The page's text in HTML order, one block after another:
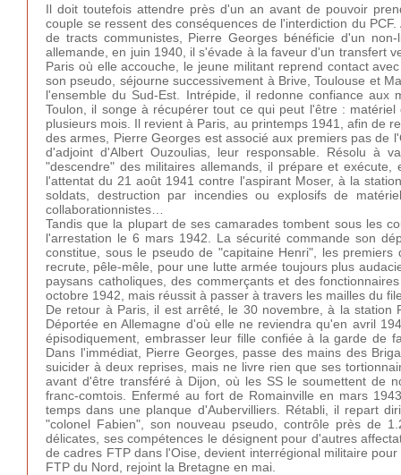
Il doit toutefois attendre près d'un an avant de pouvoir
couple se ressent des conséquences de l'interdiction du
de tracts communistes, Pierre Georges bénéficie d'un
allemande, en juin 1940, il s'évade à la faveur d'un transfert
Paris où elle accouche, le jeune militant reprend contact
son pseudo, séjourne successivement à Brive, Toulouse et
l'ensemble du Sud-Est. Intrépide, il redonne confiance
Toulon, il songe à récupérer tout ce qui peut l'être :
plusieurs mois. Il revient à Paris, au printemps 1941, afin de
des armes, Pierre Georges est associé aux premiers pas de
d'adjoint d'Albert Ouzoulias, leur responsable. Résolu à
"descendre" des militaires allemands, il prépare et
l'attentat du 21 août 1941 contre l'aspirant Moser, à la
soldats, destruction par incendies ou explosifs de
collaborationnistes…
Tandis que la plupart de ses camarades tombent sous les
l'arrestation le 6 mars 1942. La sécurité commande son
constitue, sous le pseudo de "capitaine Henri", les
recrute, pêle-mêle, pour une lutte armée toujours plus
paysans catholiques, des commerçants et des
octobre 1942, mais réussit à passer à travers les mailles du
De retour à Paris, il est arrêté, le 30 novembre, à la
Déportée en Allemagne d'où elle ne reviendra qu'en avril
épisodiquement, embrasser leur fille confiée à la garde de
Dans l'immédiat, Pierre Georges, passe des mains des
suicider à deux reprises, mais ne livre rien que ses
avant d'être transféré à Dijon, où les SS le soumettent de
franc-comtois. Enfermé au fort de Romainville en mars
temps dans une planque d'Aubervilliers. Rétabli, il repart
"colonel Fabien", son nouveau pseudo, contrôle près de
délicates, ses compétences le désignent pour d'autres
de cadres FTP dans l'Oise, devient interrégional militaire
FTP du Nord, rejoint la Bretagne en mai.